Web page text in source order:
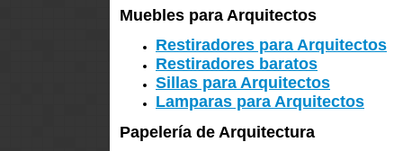
Muebles para Arquitectos
Restiradores para Arquitectos
Restiradores baratos
Sillas para Arquitectos
Lamparas para Arquitectos
Papelería de Arquitectura